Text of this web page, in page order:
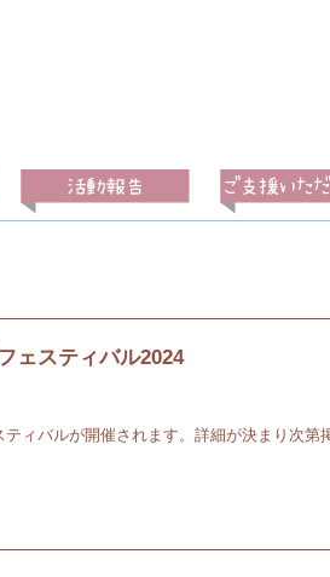
ェスティバル2024
ィバルが開催されます。詳細が決まり次第